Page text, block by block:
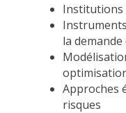
WORKING PAPERS
NOTES THÉMATIQUES
NOS TRAVAUX EN VIDÉO
Institutions
la demande
Approches
risques